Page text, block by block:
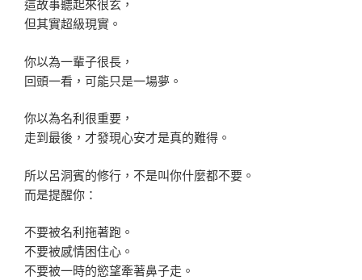
這故事聽起來很玄，
但其實超級現實。
你以為一輩子很長，
回頭一看，可能只是一場夢。
你以為名利很重要，
走到最後，才發現心安才是真的難得。
所以呂洞賓的修行，不是叫你什麼都不要。
而是提醒你：
不要被名利拖著跑。
不要被感情困住心。
不要被一時的慾望牽著鼻子走。